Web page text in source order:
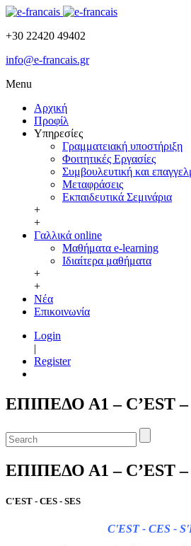
+30 22420 49402
info@e-francais.gr
Menu
Αρχική
Προφίλ
Υπηρεσίες
Γραμματειακή υποστήριξη
Φοιτητικές Εργασίες
Συμβουλευτική και
Μεταφράσεις
Εκπαιδευτικά Σεμινάρια
+
+
Γαλλικά online
Μαθήματα e-learning
Ιδιαίτερα μαθήματα
+
+
Νέα
Επικοινωνία
Login
|
Register
ΕΠΙΠΕΔΟ Α1 – C’EST –
ΕΠΙΠΕΔΟ Α1 – C’EST –
C'EST - CES - SES
C'EST - CES -